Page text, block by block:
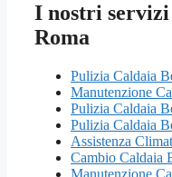
I nostri
Roma
Pulizia Caldaia
Manutenzione
Pulizia Caldaia
Pulizia Caldaia
Assistenza
Cambio Caldaia